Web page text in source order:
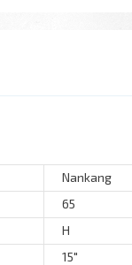
Nankang
65
H
15"